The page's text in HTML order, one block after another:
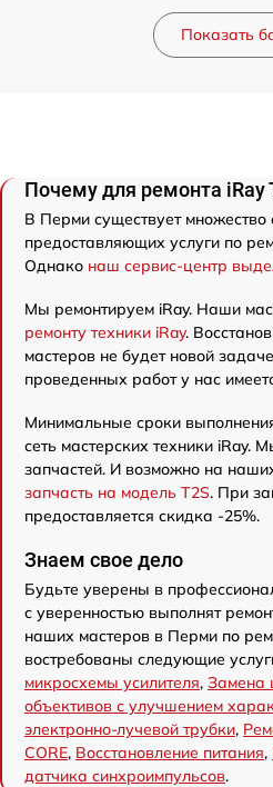
Показать
Почему для ремонта iRay
В Перми существует множество
предоставляющих услуги по
Однако наш сервис-центр
Мы ремонтируем iRay. Наши
ремонту техники iRay.
мастеров не будет новой
проведенных работ у нас
Минимальные сроки
сеть мастерских техники iRay.
запчастей. И возможно на
запчасть на модель T2S. При
предоставляется скидка -25%.
Знаем свое дело
Будьте уверены в
с уверенностью выполнят
наших мастеров в Перми по
востребованы следующие
микросхемы усилителя, Замена
объективов с улучшением
электронно-лучевой трубки,
CORE, Восстановление питания,
датчика синхроимпульсов.